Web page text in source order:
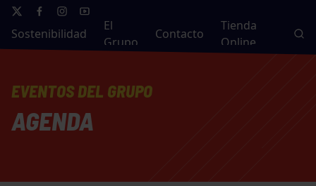
Sostenibilidad
El
Grupo
Contacto
Tienda
Online
EVENTOS DEL GRUPO
AGENDA